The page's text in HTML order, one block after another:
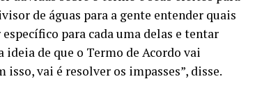
de águas para a gente entender quais
para cada uma delas e tentar
de que o Termo de Acordo vai
vai é resolver os impasses”, disse.